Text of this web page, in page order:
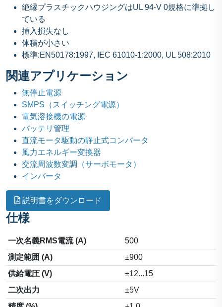
絶縁プラスチックハウジングはUL 94-V 0規格に準拠し
ている
挿入損失なし
体積が小さい
標準:EN50178:1997, IEC 61010-1:2000, UL 508:2010
関連アプリケーション
無停止電源
SMPS（スイッチング電源）
電気溶接機の電源
バッテリ管理
直流モータ駆動の静止式コンバータ
風力エネルギー変換器
交流周波数変調（サーボモータ）
インバータ
説明書をダウンロード
仕様
一次名義RMS電流 (A)
500
測定範囲 (A)
±900
供給電圧 (V)
±12...15
二次出力
±5V